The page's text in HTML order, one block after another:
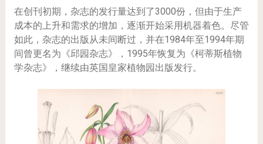
在创刊初期，杂志的发行量达到了3000份，但由于生产
成本的上升和需求的增加，逐渐开始采用机器着色。尽管
如此，杂志的出版从未间断过，并在1984年至1994年期
间曾更名为《邱园杂志》，1995年恢复为《柯蒂斯植物
学杂志》，继续由英国皇家植物园出版发行。